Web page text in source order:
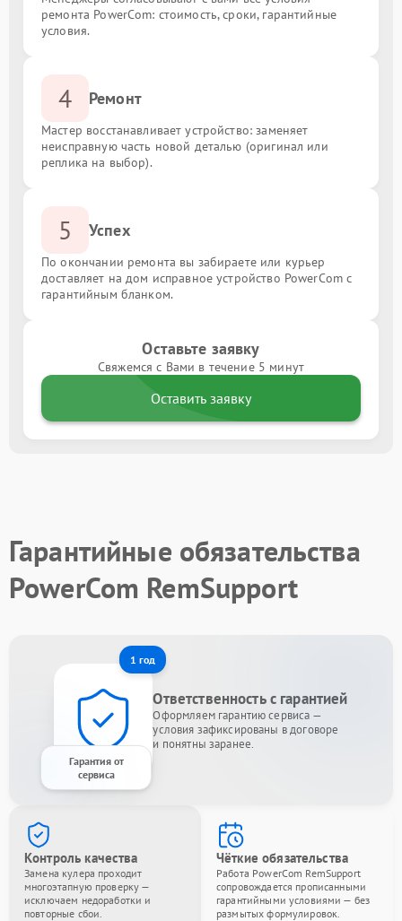
ремонта PowerCom: стоимость, сроки, гарантийные
условия.
4 Ремонт
Мастер восстанавливает устройство: заменяет
неисправную часть новой деталью (оригинал или
реплика на выбор).
5 Успех
По окончании ремонта вы забираете или курьер
доставляет на дом исправное устройство PowerCom с
гарантийным бланком.
Оставьте заявку
Свяжемся с Вами в течение 5 минут
Оставить заявку
Гарантийные обязательства
PowerCom RemSupport
1 год
Гарантия от
сервиса
Ответственность с гарантией
Оформляем гарантию сервиса —
условия зафиксированы в договоре
и понятны заранее.
Контроль качества
Замена кулера проходит
многоэтапную проверку —
исключаем недоработки и
повторные сбои.
Чёткие обязательства
Работа PowerCom RemSupport
сопровождается прописанными
гарантийными условиями — без
размытых формулировок.